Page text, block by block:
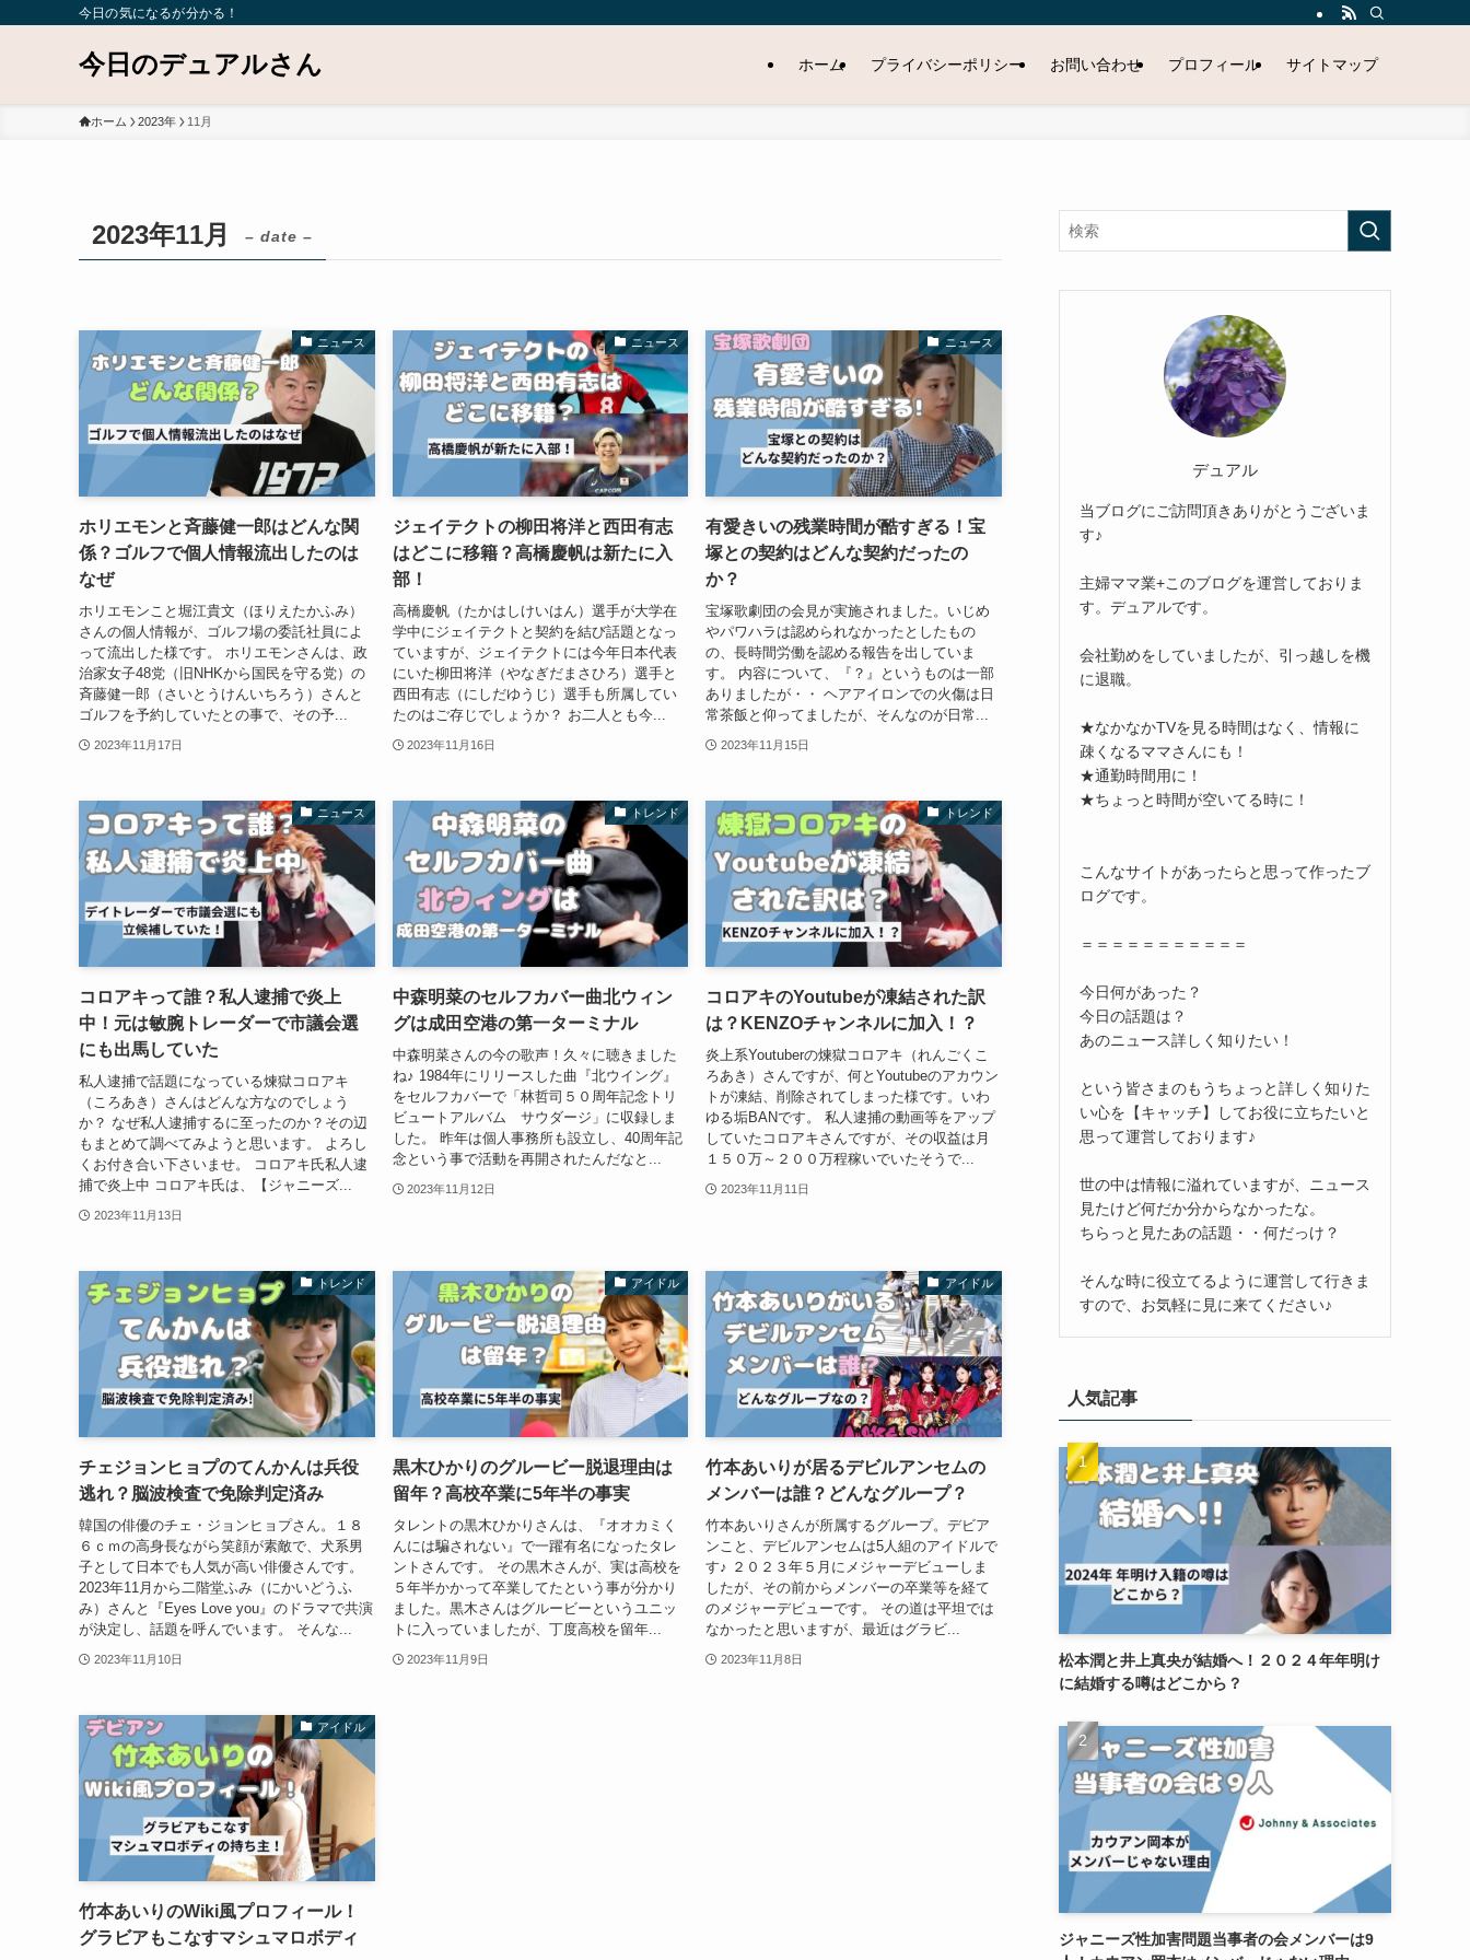
今日の気になるが分かる！
今日のデュアルさん ホーム プライバシーポリシー お問い合わせ プロフィール サイトマップ
ホーム 2023年 11月
2023年11月 – date –
ニュース
ホリエモンと斉藤健一郎はどんな関
係？ゴルフで個人情報流出したのは
なぜ
ホリエモンこと堀江貴文（ほりえたかふみ）
さんの個人情報が、ゴルフ場の委託社員によ
って流出した様です。 ホリエモンさんは、政
治家女子48党（旧NHKから国民を守る党）の
斉藤健一郎（さいとうけんいちろう）さんと
ゴルフを予約していたとの事で、その予...
2023年11月17日
ニュース
ジェイテクトの柳田将洋と西田有志
はどこに移籍？高橋慶帆は新たに入
部！
高橋慶帆（たかはしけいはん）選手が大学在
学中にジェイテクトと契約を結び話題となっ
ていますが、ジェイテクトには今年日本代表
にいた柳田将洋（やなぎだまさひろ）選手と
西田有志（にしだゆうじ）選手も所属してい
たのはご存じでしょうか？ お二人とも今...
2023年11月16日
ニュース
有愛きいの残業時間が酷すぎる！宝
塚との契約はどんな契約だったの
か？
宝塚歌劇団の会見が実施されました。いじめ
やパワハラは認められなかったとしたもの
の、長時間労働を認める報告を出していま
す。 内容について、『？』というものは一部
ありましたが・・ ヘアアイロンでの火傷は日
常茶飯と仰ってましたが、そんなのが日常...
2023年11月15日
ニュース
コロアキって誰？私人逮捕で炎上
中！元は敏腕トレーダーで市議会選
にも出馬していた
私人逮捕で話題になっている煉獄コロアキ
（ころあき）さんはどんな方なのでしょう
か？ なぜ私人逮捕するに至ったのか？その辺
もまとめて調べてみようと思います。 よろし
くお付き合い下さいませ。 コロアキ氏私人逮
捕で炎上中 コロアキ氏は、【ジャニーズ...
2023年11月13日
トレンド
中森明菜のセルフカバー曲北ウィン
グは成田空港の第一ターミナル
中森明菜さんの今の歌声！久々に聴きました
ね♪ 1984年にリリースした曲『北ウイング』
をセルフカバーで「林哲司５０周年記念トリ
ビュートアルバム サウダージ」に収録しま
した。 昨年は個人事務所も設立し、40周年記
念という事で活動を再開されたんだなと...
2023年11月12日
トレンド
コロアキのYoutubeが凍結された訳
は？KENZOチャンネルに加入！？
炎上系Youtuberの煉獄コロアキ（れんごくこ
ろあき）さんですが、何とYoutubeのアカウン
トが凍結、削除されてしまった様です。いわ
ゆる垢BANです。 私人逮捕の動画等をアップ
していたコロアキさんですが、その収益は月
１５０万～２００万程稼いでいたそうで...
2023年11月11日
トレンド
チェジョンヒョプのてんかんは兵役
逃れ？脳波検査で免除判定済み
韓国の俳優のチェ・ジョンヒョプさん。１８
６ｃｍの高身長ながら笑顔が素敵で、犬系男
子として日本でも人気が高い俳優さんです。
2023年11月から二階堂ふみ（にかいどうふ
み）さんと『Eyes Love you』のドラマで共演
が決定し、話題を呼んでいます。 そんな...
2023年11月10日
アイドル
黒木ひかりのグルービー脱退理由は
留年？高校卒業に5年半の事実
タレントの黒木ひかりさんは、『オオカミく
んには騙されない』で一躍有名になったタレ
ントさんです。 その黒木さんが、実は高校を
５年半かかって卒業してたという事が分かり
ました。黒木さんはグルービーというユニッ
トに入っていましたが、丁度高校を留年...
2023年11月9日
アイドル
竹本あいりが居るデビルアンセムの
メンバーは誰？どんなグループ？
竹本あいりさんが所属するグループ。デビア
ンこと、デビルアンセムは5人組のアイドルで
す♪ ２０２３年５月にメジャーデビューしま
したが、その前からメンバーの卒業等を経て
のメジャーデビューです。 その道は平坦では
なかったと思いますが、最近はグラビ...
2023年11月8日
アイドル
竹本あいりのWiki風プロフィール！
グラビアもこなすマシュマロボディ
デュアル
当ブログにご訪問頂きありがとうございま
す♪
主婦ママ業+このブログを運営しておりま
す。デュアルです。
会社勤めをしていましたが、引っ越しを機
に退職。
★なかなかTVを見る時間はなく、情報に
疎くなるママさんにも！
★通勤時間用に！
★ちょっと時間が空いてる時に！
こんなサイトがあったらと思って作ったブ
ログです。
＝＝＝＝＝＝＝＝＝＝＝
今日何があった？
今日の話題は？
あのニュース詳しく知りたい！
という皆さまのもうちょっと詳しく知りた
い心を【キャッチ】してお役に立ちたいと
思って運営しております♪
世の中は情報に溢れていますが、ニュース
見たけど何だか分からなかったな。
ちらっと見たあの話題・・何だっけ？
そんな時に役立てるように運営して行きま
すので、お気軽に見に来てください♪
人気記事
松本潤と井上真央が結婚へ！２０２４年年明け
に結婚する噂はどこから？
ジャニーズ性加害問題当事者の会メンバーは9